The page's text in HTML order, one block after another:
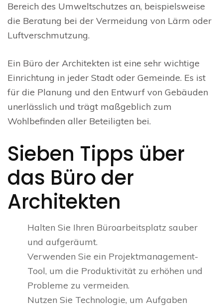
Bereich des Umweltschutzes an, beispielsweise
die Beratung bei der Vermeidung von Lärm oder
Luftverschmutzung.
Ein Büro der Architekten ist eine sehr wichtige
Einrichtung in jeder Stadt oder Gemeinde. Es ist
für die Planung und den Entwurf von Gebäuden
unerlässlich und trägt maßgeblich zum
Wohlbefinden aller Beteiligten bei.
Sieben Tipps über
das Büro der
Architekten
Halten Sie Ihren Büroarbeitsplatz sauber
und aufgeräumt.
Verwenden Sie ein Projektmanagement-
Tool, um die Produktivität zu erhöhen und
Probleme zu vermeiden.
Nutzen Sie Technologie, um Aufgaben